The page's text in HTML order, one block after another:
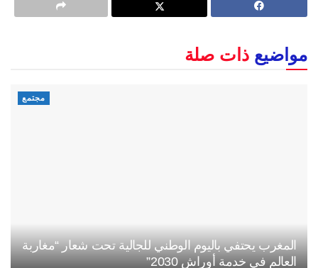
مواضيع ذات صلة
مجتمع
المغرب يحتفي باليوم الوطني للجالية تحت شعار “مغاربة
العالم في خدمة أوراش 2030”